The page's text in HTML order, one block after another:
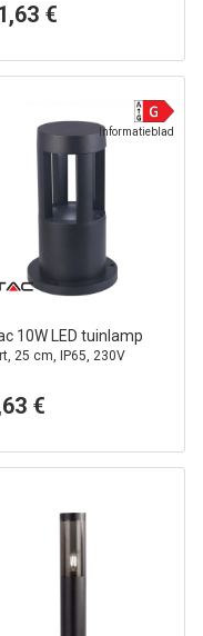
€
Informatieblad
10W LED tuinlamp
25 cm, IP65, 230V
€